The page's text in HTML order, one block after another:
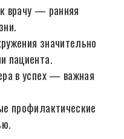
врачу — ранняя
значительно
пациента.
в успех — важная
профилактические